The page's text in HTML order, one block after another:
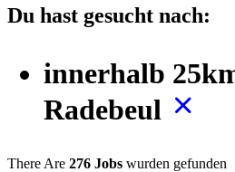
Du hast gesucht nach:
innerhalb
Radebeul
There Are 276 Jobs wurden gefunden